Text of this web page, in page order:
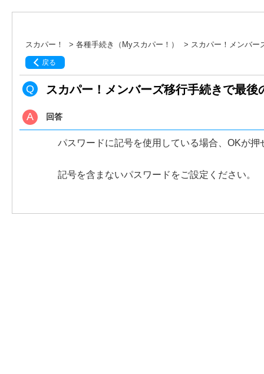
スカパー！ > 各種手続き（Myスカパー！） > スカパー！メンバー
戻る
スカパー！メンバーズ移行手続きで最
回答
パスワードに記号を使用している場合、OKが押
記号を含まないパスワードをご設定ください。